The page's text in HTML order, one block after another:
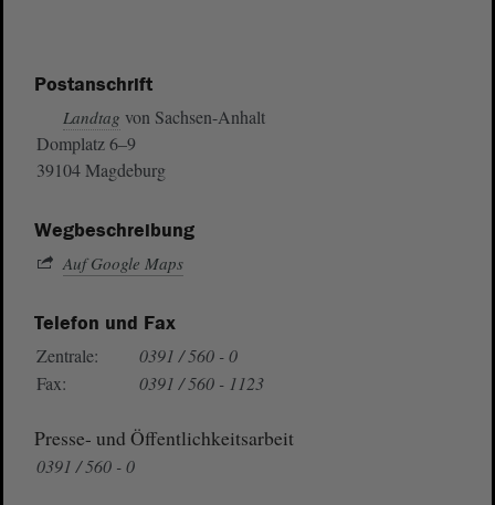
Postanschrift
Landtag von Sachsen-Anhalt
Domplatz 6–9
39104 Magdeburg
Wegbeschreibung
Auf Google Maps
Telefon und Fax
Zentrale:
0391 / 560 - 0
Fax:
0391 / 560 - 1123
Presse- und Öffentlichkeitsarbeit
0391 / 560 - 0